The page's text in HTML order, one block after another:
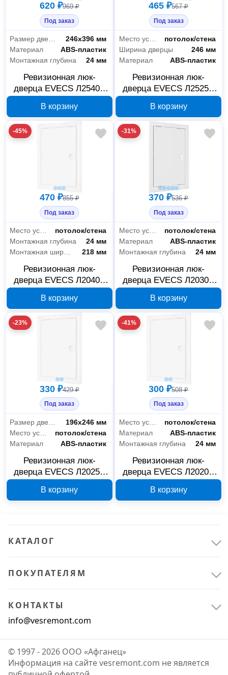
Расходные материалы
Для климатического оборудования 5
620 ₽969 ₽
Под заказ
Размер дверцы
246х396 мм
Материал
ABS-пластик
Монтажная глубина
24 мм
Ревизионная люк-
дверца EVECS Л2540Р
87-689
В корзину
465 ₽567 ₽
Под заказ
Место установки
потолок/стена
Ширина дверцы
246 мм
Материал
ABS-пластик
Ревизионная люк-
дверца EVECS Л2525Р
90-00983
В корзину
-45%
470 ₽855 ₽
Под заказ
Место установки
потолок/стена
Монтажная глубина
24 мм
218 мм
Ревизионная люк-
дверца EVECS Л2040Р
88-999
В корзину
-31%
370 ₽536 ₽
Под заказ
Место установки
потолок/стена
Материал
ABS-пластик
Монтажная глубина
24 мм
Ревизионная люк-
дверца EVECS Л2030Р
88-1048
В корзину
-23%
330 ₽429 ₽
Под заказ
196х246 мм
потолок/стена
Материал
ABS-пластик
Ревизионная люк-
дверца EVECS Л2025Р
89-107
В корзину
-41%
300 ₽508 ₽
Под заказ
Место установки
потолок/стена
Материал
ABS-пластик
Монтажная глубина
24 мм
Ревизионная люк-
дверца EVECS Л2020Р
88-1047
В корзину
КАТАЛОГ
ПОКУПАТЕЛЯМ
КОНТАКТЫ
info@vesremont.com
© 1997 - 2026 ООО «Афганец»
Информация на сайте vesremont.com не является